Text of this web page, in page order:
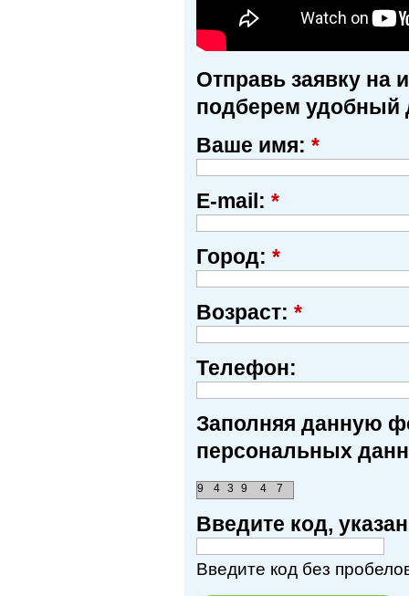
Отправь заявку на
подберем удобный
Ваше имя: *
E-mail: *
Город: *
Возраст: *
Телефон:
Заполняя данную
персональных
4
9 7
4
3 9
Введите код,
Введите код без